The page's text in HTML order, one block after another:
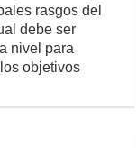
rasgos del
debe ser
nivel para
objetivos